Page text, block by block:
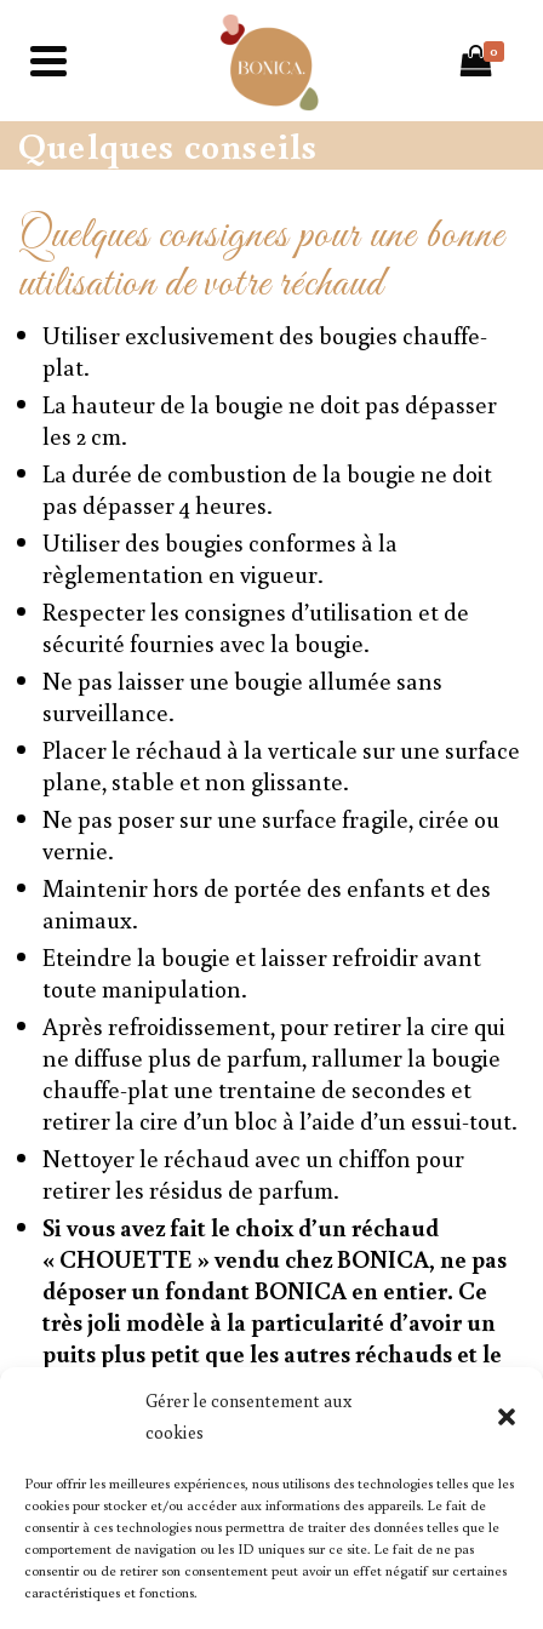
Gérer le consentement aux
cookies
Pour offrir les meilleures expériences, nous utilisons des technologies telles que les
cookies pour stocker et/ou accéder aux informations des appareils. Le fait de
consentir à ces technologies nous permettra de traiter des données telles que le
comportement de navigation ou les ID uniques sur ce site. Le fait de ne pas
consentir ou de retirer son consentement peut avoir un effet négatif sur certaines
caractéristiques et fonctions.
0
Quelques conseils
Quelques consignes pour une bonne
utilisation de votre réchaud
Utiliser exclusivement des bougies chauffe-
plat.
La hauteur de la bougie ne doit pas dépasser
les 2 cm.
La durée de combustion de la bougie ne doit
pas dépasser 4 heures.
Utiliser des bougies conformes à la
règlementation en vigueur.
Respecter les consignes d’utilisation et de
sécurité fournies avec la bougie.
Ne pas laisser une bougie allumée sans
surveillance.
Placer le réchaud à la verticale sur une surface
plane, stable et non glissante.
Ne pas poser sur une surface fragile, cirée ou
vernie.
Maintenir hors de portée des enfants et des
animaux.
Eteindre la bougie et laisser refroidir avant
toute manipulation.
Après refroidissement, pour retirer la cire qui
ne diffuse plus de parfum, rallumer la bougie
chauffe-plat une trentaine de secondes et
retirer la cire d’un bloc à l’aide d’un essui-tout.
Nettoyer le réchaud avec un chiffon pour
retirer les résidus de parfum.
Si vous avez fait le choix d’un réchaud
« CHOUETTE »vendu chez BONICA,ne pas
déposer un fondant BONICA en entier. Ce
très joli modèle à la particularité d’avoir un
puits plus petit que les autres réchauds et le
risque est que la cire, une fois fondue,
déborde! Il suffit donc de découper le fondant
et de l’utiliser en 2 fois.
CONTACTEZ-MOI
BONICA